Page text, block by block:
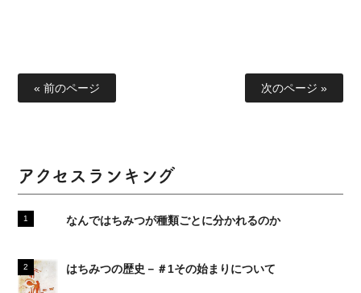
« 前のページ 次のページ »
アクセスランキング
なんではちみつが種類ごとに分かれるのか
はちみつの歴史－＃1その始まりについて